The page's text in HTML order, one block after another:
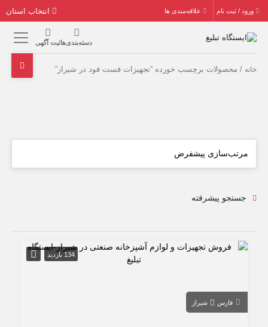
ورود / ثبت نام علاقه‌مندی ها
دسته‌بندی‌هاثبت آگهی
خانه / محصولات برچسب خورده “تجهیزات فست فود در شیراز”
جستجو پیشرفته
134 بازدید
فارس شیراز